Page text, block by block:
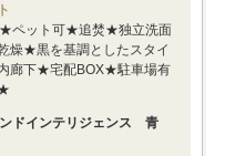
ペット可★追焚★独立洗面
燥★黒を基調としたスタイ
廊下★宅配BOX★駐車場有
ドインテリジェンス 青